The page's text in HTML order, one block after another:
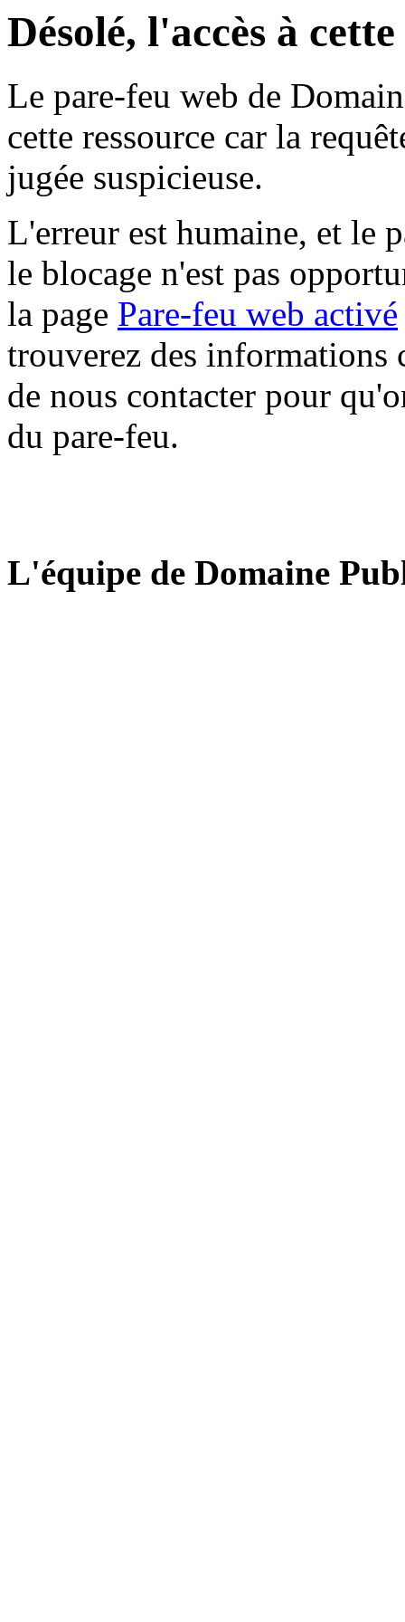
Désolé, l'accès à
Le pare-feu web de
cette ressource car la
jugée suspicieuse.
L'erreur est humaine, et le
le blocage n'est pas
la page Pare-feu web activé
trouverez des informations
de nous contacter pour
du pare-feu.
L'équipe de Domaine